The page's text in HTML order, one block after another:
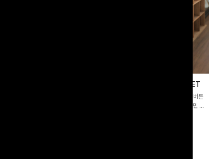
제딧레이어드 블라우스+플레어팬츠SET
[완성도높은💗]레이어드한 듯 자연스러운 나시와 버튼
원피스가 함께 구성된 세트 아이템입니다. 코디 고민 없